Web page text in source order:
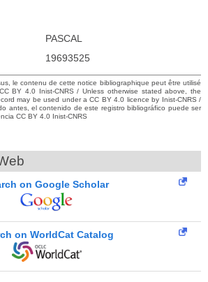
PASCAL
19693525
le contenu de cette notice bibliographique peut être utilisé
BY 4.0 Inist-CNRS / Unless otherwise stated above, the
may be used under a CC BY 4.0 licence by Inist-CNRS /
antes, el contenido de este registro bibliográfico puede ser
CC BY 4.0 Inist-CNRS
on Google Scholar
on WorldCat Catalog